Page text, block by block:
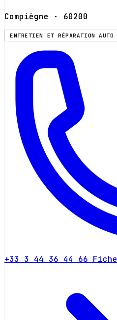
Compiègne · 60200
ENTRETIEN ET RÉPARATION AUTO
+33 3 44 36 44 66 Fiche